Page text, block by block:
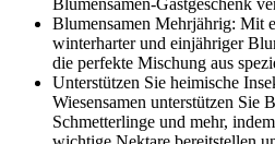
Blumensamen-Gastgeschenk
Blumensamen Mehrjährig: Mit
winterharter und einjähriger
die perfekte Mischung aus
Unterstützen Sie heimische
Wiesensamen unterstützen Sie
Schmetterlinge und mehr,